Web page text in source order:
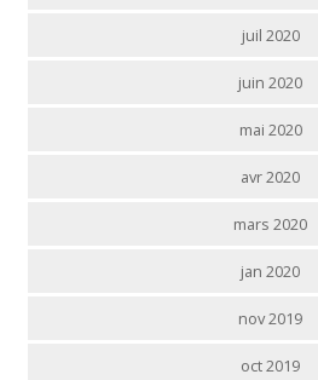
juil 2020
juin 2020
mai 2020
avr 2020
mars 2020
jan 2020
nov 2019
oct 2019